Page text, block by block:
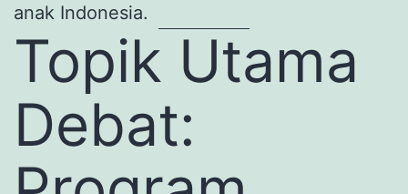
anak Indonesia.
Topik Utama
Debat: